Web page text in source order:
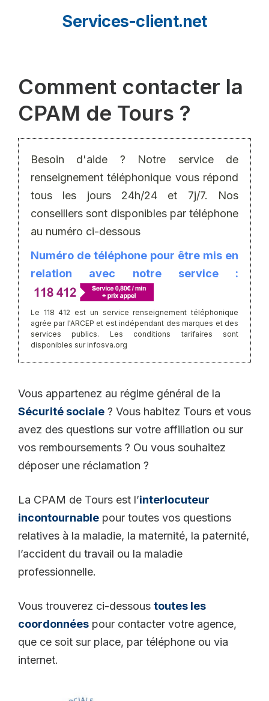
Services-client.net
Comment contacter la
CPAM de Tours ?
Besoin d'aide ? Notre service de
renseignement téléphonique vous répond
tous les jours 24h/24 et 7j/7. Nos
conseillers sont disponibles par téléphone
au numéro ci-dessous
Numéro de téléphone pour être mis en
relation avec notre service :
Le 118 412 est un service renseignement téléphonique
agrée par l'ARCEP et est indépendant des marques et des
services publics. Les conditions tarifaires sont
disponibles sur infosva.org
Vous appartenez au régime général de la
Sécurité sociale ? Vous habitez Tours et vous
avez des questions sur votre affiliation ou sur
vos remboursements ? Ou vous souhaitez
déposer une réclamation ?
La CPAM de Tours est l’interlocuteur
incontournable pour toutes vos questions
relatives à la maladie, la maternité, la paternité,
l’accident du travail ou la maladie
professionnelle.
Vous trouverez ci-dessous toutes les
coordonnées pour contacter votre agence,
que ce soit sur place, par téléphone ou via
internet.